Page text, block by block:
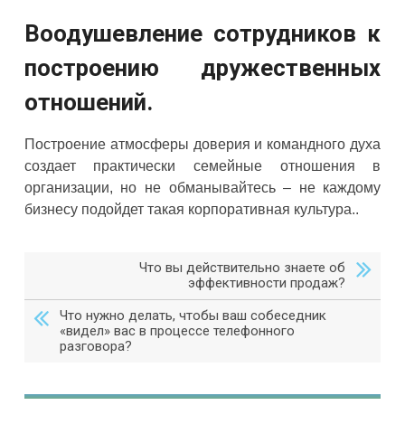
Воодушевление сотрудников к
построению дружественных
отношений.
Построение атмосферы доверия и командного духа
создает практически семейные отношения в
организации, но не обманывайтесь – не каждому
бизнесу подойдет такая корпоративная культура..
Что вы действительно знаете об
эффективности продаж?
Что нужно делать, чтобы ваш собеседник
«видел» вас в процессе телефонного
разговора?